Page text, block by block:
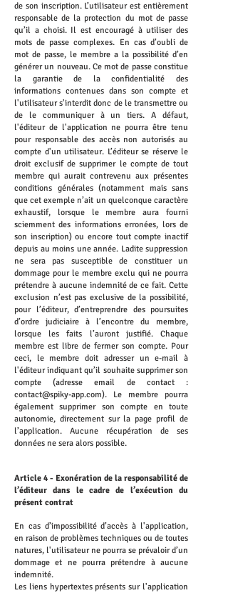
de son inscription. L’utilisateur est entièrement
responsable de la protection du mot de passe
qu’il a choisi. Il est encouragé à utiliser des
mots de passe complexes. En cas d’oubli de
mot de passe, le membre a la possibilité d’en
générer un nouveau. Ce mot de passe constitue
la garantie de la confidentialité des
informations contenues dans son compte et
l'utilisateur s'interdit donc de le transmettre ou
de le communiquer à un tiers. A défaut,
l'éditeur de l'application ne pourra être tenu
pour responsable des accès non autorisés au
compte d'un utilisateur. L’éditeur se réserve le
droit exclusif de supprimer le compte de tout
membre qui aurait contrevenu aux présentes
conditions générales (notamment mais sans
que cet exemple n’ait un quelconque caractère
exhaustif, lorsque le membre aura fourni
sciemment des informations erronées, lors de
son inscription) ou encore tout compte inactif
depuis au moins une année. Ladite suppression
ne sera pas susceptible de constituer un
dommage pour le membre exclu qui ne pourra
prétendre à aucune indemnité de ce fait. Cette
exclusion n’est pas exclusive de la possibilité,
pour l’éditeur, d’entreprendre des poursuites
d’ordre judiciaire à l’encontre du membre,
lorsque les faits l’auront justifié. Chaque
membre est libre de fermer son compte. Pour
ceci, le membre doit adresser un e-mail à
l'éditeur indiquant qu’il souhaite supprimer son
compte (adresse email de contact :
contact@spiky-app.com). Le membre pourra
également supprimer son compte en toute
autonomie, directement sur la page profil de
l’application. Aucune récupération de ses
données ne sera alors possible.
Article 4 - Exonération de la responsabilité de
l’éditeur dans le cadre de l’exécution du
présent contrat
En cas d’impossibilité d’accès à l'application,
en raison de problèmes techniques ou de toutes
natures, l'utilisateur ne pourra se prévaloir d’un
dommage et ne pourra prétendre à aucune
indemnité.
Les liens hypertextes présents sur l'application